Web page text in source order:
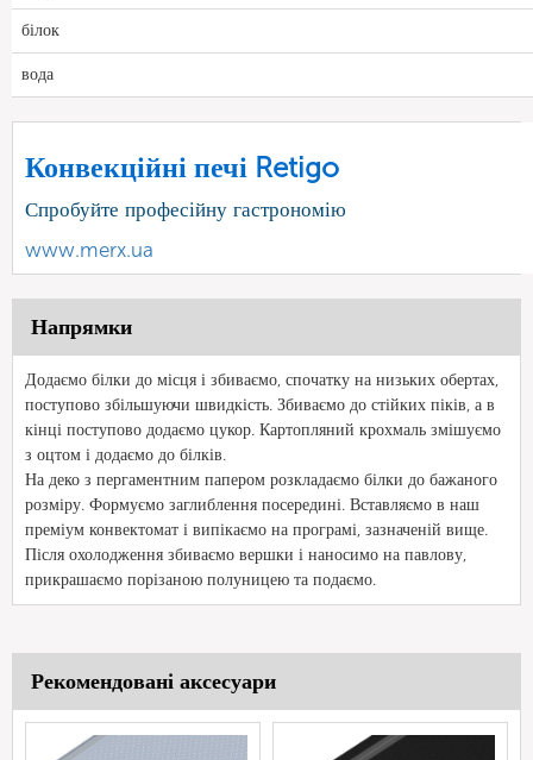
білок
вода
Конвекційні печі Retigo
Спробуйте професійну гастрономію
www.merx.ua
Напрямки
Додаємо білки до місця і збиваємо, спочатку на низьких обертах,
поступово збільшуючи швидкість. Збиваємо до стійких піків, а в
кінці поступово додаємо цукор. Картопляний крохмаль змішуємо
з оцтом і додаємо до білків.
На деко з пергаментним папером розкладаємо білки до бажаного
розміру. Формуємо заглиблення посередині. Вставляємо в наш
преміум конвектомат і випікаємо на програмі, зазначеній вище.
Після охолодження збиваємо вершки і наносимо на павлову,
прикрашаємо порізаною полуницею та подаємо.
Рекомендовані аксесуари